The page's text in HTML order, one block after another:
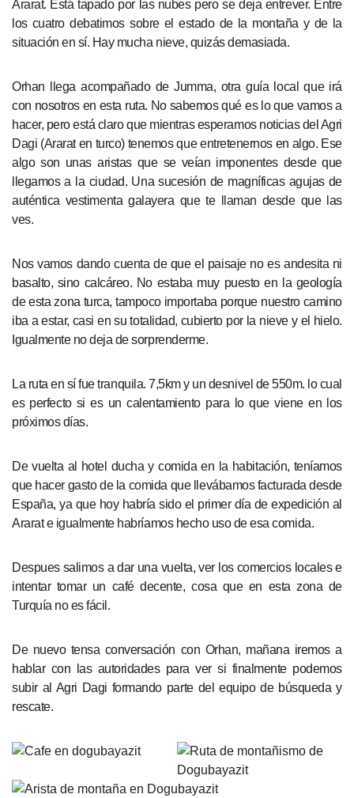
Ararat. Está tapado por las nubes pero se deja entrever. Entre
los cuatro debatimos sobre el estado de la montaña y de la
situación en sí. Hay mucha nieve, quizás demasiada.
Orhan llega acompañado de Jumma, otra guía local que irá
con nosotros en esta ruta. No sabemos qué es lo que vamos a
hacer, pero está claro que mientras esperamos noticias del Agri
Dagi (Ararat en turco) tenemos que entretenernos en algo. Ese
algo son unas aristas que se veían imponentes desde que
llegamos a la ciudad. Una sucesión de magníficas agujas de
auténtica vestimenta galayera que te llaman desde que las
ves.
Nos vamos dando cuenta de que el paisaje no es andesita ni
basalto, sino calcáreo. No estaba muy puesto en la geología
de esta zona turca, tampoco importaba porque nuestro camino
iba a estar, casi en su totalidad, cubierto por la nieve y el hielo.
Igualmente no deja de sorprenderme.
La ruta en sí fue tranquila. 7,5km y un desnivel de 550m. lo cual
es perfecto si es un calentamiento para lo que viene en los
próximos días.
De vuelta al hotel ducha y comida en la habitación, teníamos
que hacer gasto de la comida que llevábamos facturada desde
España, ya que hoy habría sido el primer día de expedición al
Ararat e igualmente habríamos hecho uso de esa comida.
Despues salimos a dar una vuelta, ver los comercios locales e
intentar tomar un café decente, cosa que en esta zona de
Turquía no es fácil.
De nuevo tensa conversación con Orhan, mañana iremos a
hablar con las autoridades para ver si finalmente podemos
subir al Agri Dagi formando parte del equipo de búsqueda y
rescate.